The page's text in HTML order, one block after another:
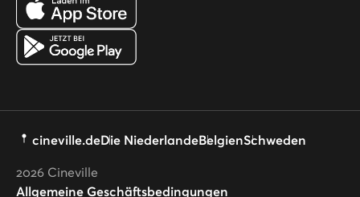
cineville.deDie NiederlandeBelgienSchweden
2026 Cineville
Allgemeine Geschäftsbedingungen